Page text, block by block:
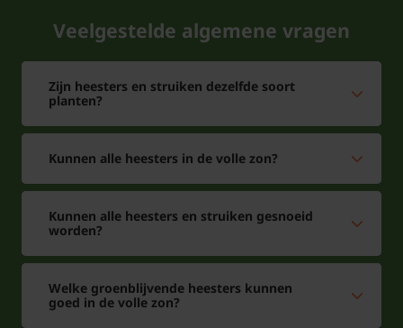
Veelgestelde algemene vragen
Zijn heesters en struiken dezelfde soort
planten?
Kunnen alle heesters in de volle zon?
Kunnen alle heesters en struiken gesnoeid
worden?
Welke groenblijvende heesters kunnen
goed in de volle zon?